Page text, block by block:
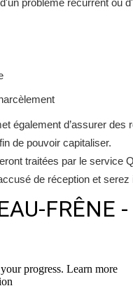
problème récurrent ou
également d’assurer
de pouvoir capitaliser.
traitées par le service
de réception et serez